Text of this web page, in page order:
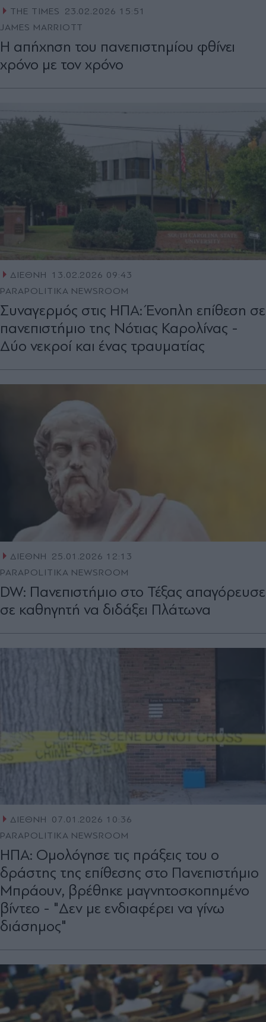
THE TIMES
23.02.2026 15:51
JAMES MARRIOTT
Η απήχηση του πανεπιστημίου φθίνει
χρόνο με τον χρόνο
ΔΙΕΘΝΗ
13.02.2026 09:43
PARAPOLITIKA NEWSROOM
Συναγερμός στις ΗΠΑ: Ένοπλη επίθεση σε
πανεπιστήμιο της Νότιας Καρολίνας -
Δύο νεκροί και ένας τραυματίας
ΔΙΕΘΝΗ
25.01.2026 12:13
PARAPOLITIKA NEWSROOM
DW: Πανεπιστήμιο στο Τέξας απαγόρευσε
σε καθηγητή να διδάξει Πλάτωνα
ΔΙΕΘΝΗ
07.01.2026 10:36
PARAPOLITIKA NEWSROOM
ΗΠΑ: Ομολόγησε τις πράξεις του ο
δράστης της επίθεσης στο Πανεπιστήμιο
Μπράουν, βρέθηκε μαγνητοσκοπημένο
βίντεο - "Δεν με ενδιαφέρει να γίνω
διάσημος"